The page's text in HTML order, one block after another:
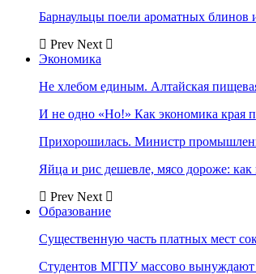
Барнаульцы поели ароматных блинов
Prev Next
Экономика
Не хлебом единым. Алтайская
И не одно «Но!» Как экономика края
Прихорошилась. Министр
Яйца и рис дешевле, мясо дороже:
Prev Next
Образование
Существенную часть платных мест
Студентов МГПУ массово вынуждают